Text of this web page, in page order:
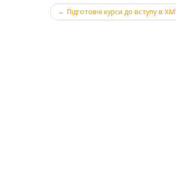
Post
← Підготовчі курси до вступу в